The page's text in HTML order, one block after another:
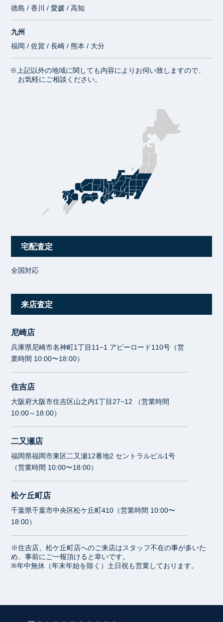
徳島 / 香川 / 愛媛 / 高知
九州
福岡 / 佐賀 / 長崎 / 熊本 / 大分
※上記以外の地域に関しても内容によりお伺い致しますので、
お気軽にご相談ください。
宅配査定
全国対応
来店査定
尼崎店
兵庫県尼崎市名神町1丁目11−1 アビーロード110号（営
業時間 10:00〜18:00）
住吉店
大阪府大阪市住吉区山之内1丁目27−12 （営業時間
10:00～18:00）
二又瀬店
福岡県福岡市東区二又瀬12番地2 セントラルビル1号
（営業時間 10:00〜18:00）
松ケ丘町店
千葉県千葉市中央区松ケ丘町410（営業時間 10:00〜
18:00）
※住吉店、松ケ丘町店へのご来店はスタッフ不在の事が多いた
め、事前にご一報頂けると幸いです。
※年中無休（年末年始を除く）土日祝も営業しております。